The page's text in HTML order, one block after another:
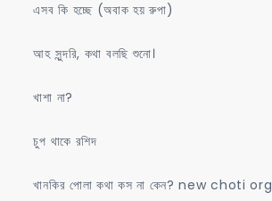
এসব কি হচ্ছে (অবাক হয় রুপা)
আহ সুন্দরি, কথা বলছি শুনো।
খাশা না?
চুপ থাকে রশিদ
খানকির পোলা কথা কস না কেন? new choti org